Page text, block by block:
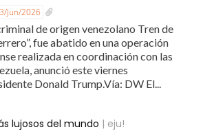
Jun/2026
de origen venezolano Tren de
fue abatido en una operación
realizada en coordinación con las
anunció este viernes
Donald Trump.Vía: DW El...
lujosos del mundo | eju!